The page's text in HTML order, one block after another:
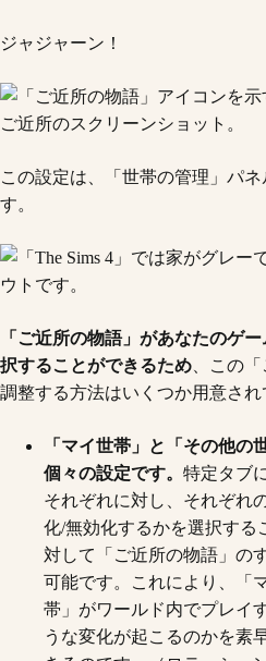
ジャジャーン！
この設定は、「世帯の管理」パ
す。
「ご近所の物語」があなたのゲ
択することができるため 、この
調整する方法はいくつか用意され
「マイ世帯」と「その他の
個々の設定です。 特定タブ
それぞれに対し、それぞれ
化/無効化するかを選択する
対して「ご近所の物語」の
可能です。これにより、「
帯」がワールド内でプレイ
うな変化が起こるのかを素